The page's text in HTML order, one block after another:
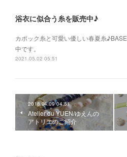
浴衣に似合う糸を販売中♪
カポック糸と可愛い優しい春夏糸
中です。
2021.05.02 05:51
2018.04.09 04:51
Atelier du YUEN/ゆえんの
アトリエのご紹介